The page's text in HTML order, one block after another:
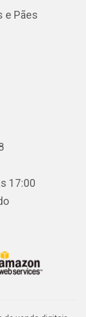
e Pães
17:00